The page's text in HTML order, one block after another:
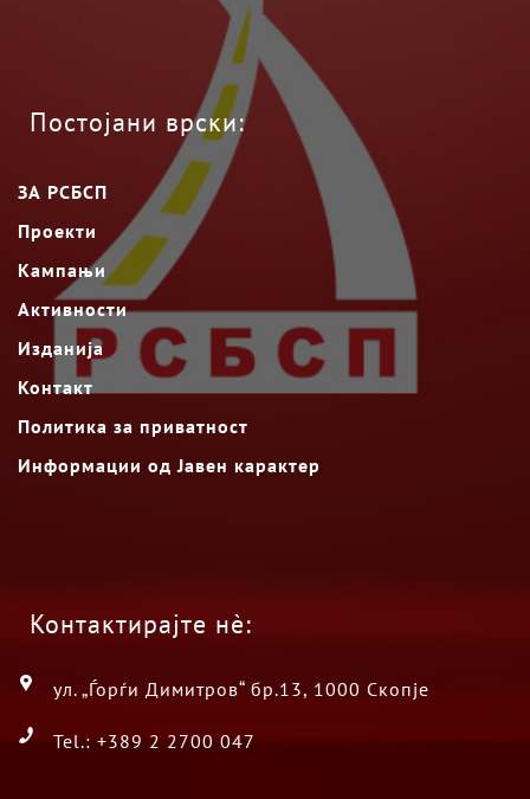
Постојани врски:
ЗА РСБСП
Проекти
Кампањи
Активности
Изданија
Контакт
Политика за приватност
Информации од Јавен карактер
Контактирајте нè:
ул. „Ѓорѓи Димитров“ бр.13, 1000 Скопје
Tel.: +389 2 2700 047